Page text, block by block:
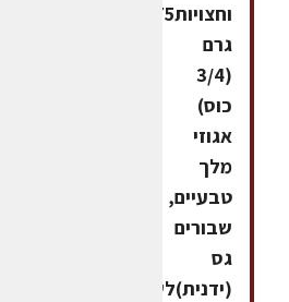
וחצויות75
גרם
(3/4
כוס)
אגוזי
מלך
טבעיים,
שבורים
גס
(ידנית)לשימון